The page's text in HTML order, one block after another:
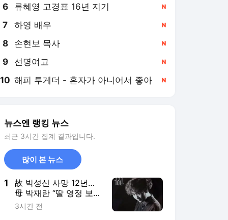
6 류혜영 고경표 16년 지기
7 하영 배우
8 손현보 목사
9 선명여고
10 해피 투게더 - 혼자가 아니어서 좋아
뉴스엔 랭킹 뉴스
최근 3시간 집계 결과입니다.
많이 본 뉴스
1
故 박성신 사망 12년…
母 박재란 “딸 영정 보고
기절” 회상
3시간 전